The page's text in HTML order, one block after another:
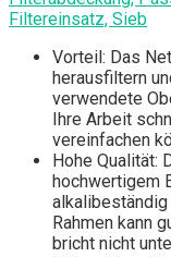
Filtereinsatz, Sieb
Vorteil: Das
herausfiltern
verwendete
Ihre Arbeit
vereinfachen
Hohe Qualität:
hochwertigem
Rahmen kann
bricht nicht